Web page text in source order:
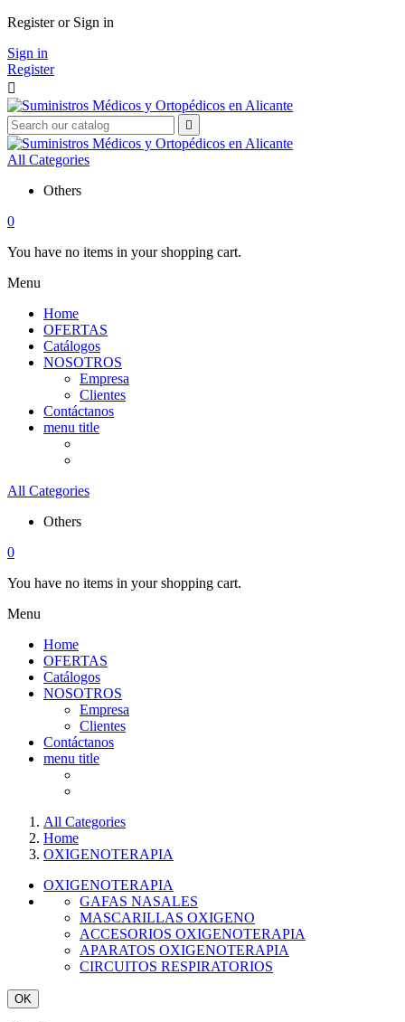
Register or Sign in
Sign in
Register


All Categories
Others
0
You have no items in your shopping cart.
Menu
Home
OFERTAS
Catálogos
NOSOTROS
Empresa
Clientes
Contáctanos
menu title
All Categories
Others
0
You have no items in your shopping cart.
Menu
Home
OFERTAS
Catálogos
NOSOTROS
Empresa
Clientes
Contáctanos
menu title
All Categories
Home
OXIGENOTERAPIA
OXIGENOTERAPIA
GAFAS NASALES
MASCARILLAS OXIGENO
ACCESORIOS OXIGENOTERAPIA
APARATOS OXIGENOTERAPIA
CIRCUITOS RESPIRATORIOS
OK